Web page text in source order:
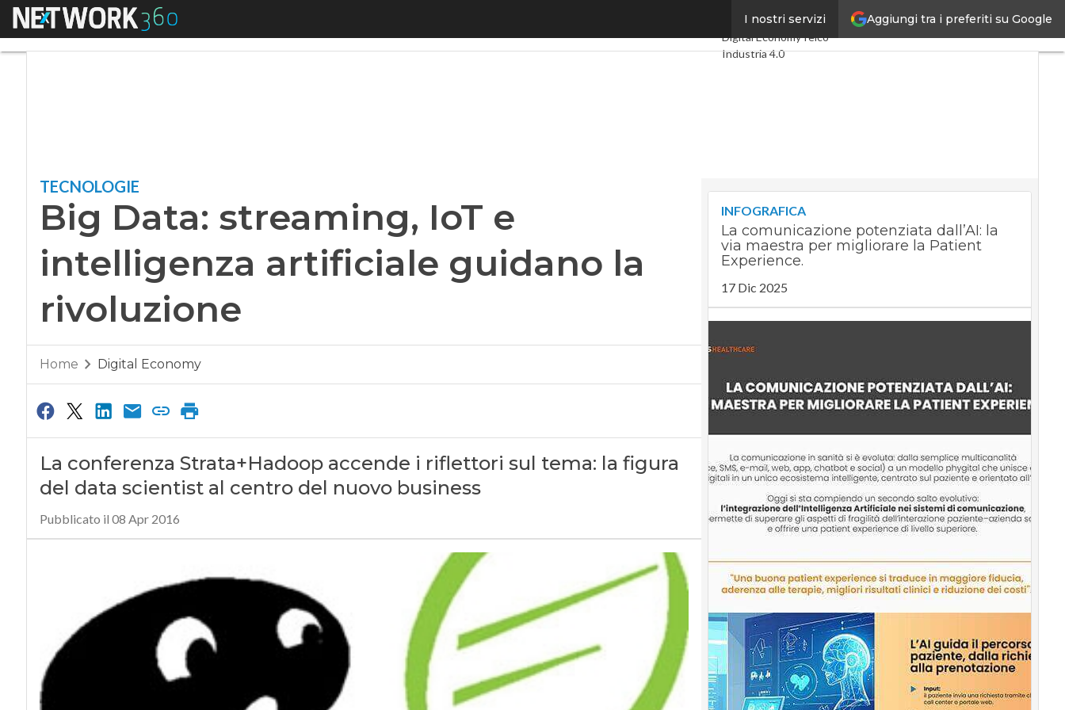
Aggiungi tra i preferiti su Google
I nostri servizi
Menu
Ultimi articoli
Digital EconomyTelco
Industria 4.0
TECNOLOGIE
Big Data: streaming, IoT e
intelligenza artificiale guidano la
rivoluzione
Home Digital Economy
La conferenza Strata+Hadoop accende i riflettori sul tema: la figura
del data scientist al centro del nuovo business
Pubblicato il 08 Apr 2016
INFOGRAFICA
La comunicazione potenziata dall’AI: la
via maestra per migliorare la Patient
Experience.
17 Dic 2025